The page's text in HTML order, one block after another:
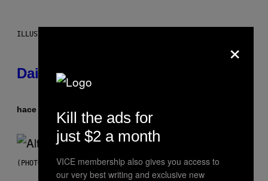
ILLUSTRATION BY REESA.
Daily Horoscope: August 6, 2026
hace 6 horas
(PHOTO BY MICK HUTSON/REDFERNS)
×
Kill the ads for
just $2 a month
VICE membership also gives you access to
our very best writing and exclusive new